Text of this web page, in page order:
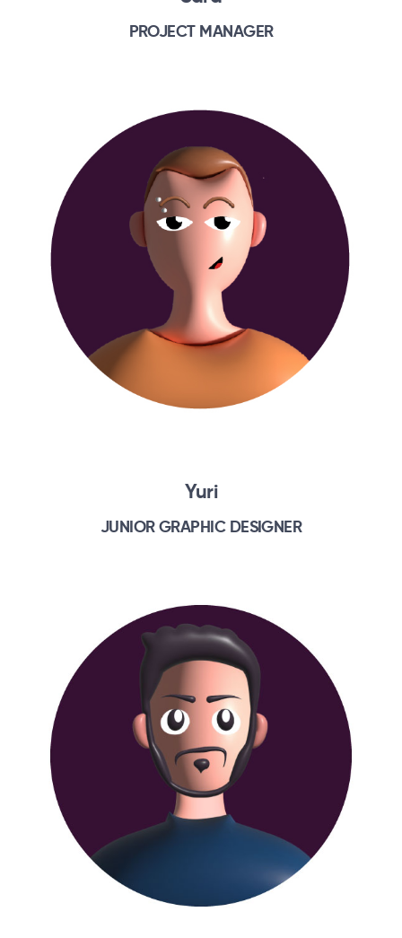
PROJECT MANAGER
Yuri
JUNIOR GRAPHIC DESIGNER